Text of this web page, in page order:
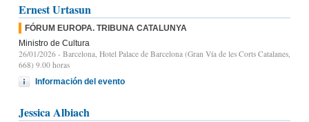
Ernest Urtasun
FÓRUM EUROPA. TRIBUNA CATALUNYA
Ministro de Cultura
26/01/2026 - Barcelona, Hotel Palace de Barcelona (Gran Vía de les Corts Catalanes,
668) 9.00 horas
Información del evento
Jessica Albiach